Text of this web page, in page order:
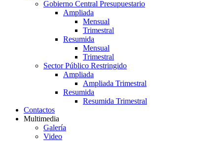
Gobierno Central Presupuestario
Ampliada
Mensual
Trimestral
Resumida
Mensual
Trimestral
Sector Público Restringido
Ampliada
Ampliada Trimestral
Resumida
Resumida Trimestral
Contactos
Multimedia
Galería
Video